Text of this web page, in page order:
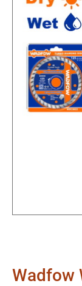
Wadfow